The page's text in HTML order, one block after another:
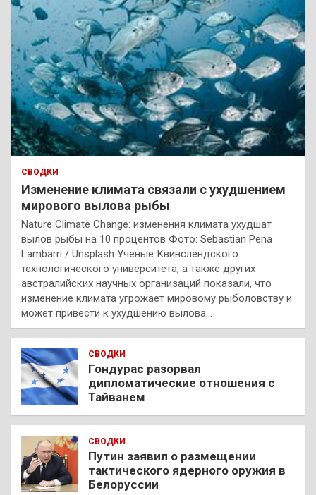
СВОДКИ
Изменение климата связали с ухудшением
мирового вылова рыбы
Nature Climate Change: изменения климата ухудшат
вылов рыбы на 10 процентов Фото: Sebastian Pena
Lambarri / Unsplash Ученые Квинслендского
технологического университета, а также других
австралийских научных организаций показали, что
изменение климата угрожает мировому рыболовству и
может привести к ухудшению вылова…
СВОДКИ
Гондурас разорвал
дипломатические отношения с
Тайванем
СВОДКИ
Путин заявил о размещении
тактического ядерного оружия в
Белоруссии